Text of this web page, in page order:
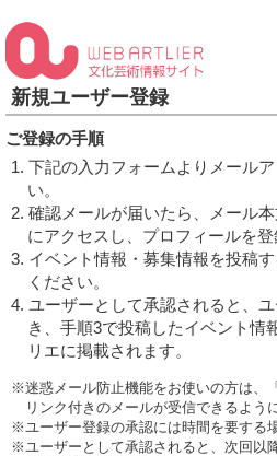
新規ユーザー登録
ご登録の手順
1. 下記の入力フォームよりメール
い。
2. 確認メールが届いたら、メール
にアクセスし、プロフィールを登
3. イベント情報・募集情報を投稿
ください。
4. ユーザーとして承認されると、
き、手順3で投稿したイベント情
リエに掲載されます。
※迷惑メール防止機能をお使いの方は、
リンク付きのメールが受信できるよう
※ユーザー登録の承認には時間を要する
※ユーザーとして承認されると、次回以